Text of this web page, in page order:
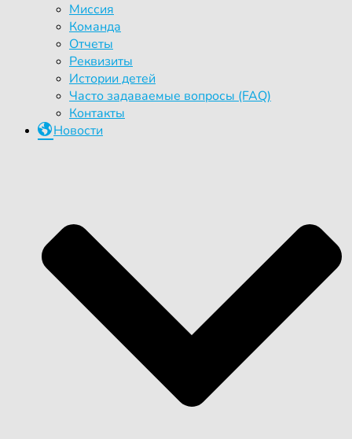
Миссия
Команда
Отчеты
Реквизиты
Истории детей
Часто задаваемые вопросы (FAQ)
Контакты
Новости